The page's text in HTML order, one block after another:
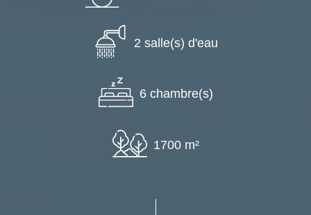
2 salle(s) d'eau
6 chambre(s)
1700 m²